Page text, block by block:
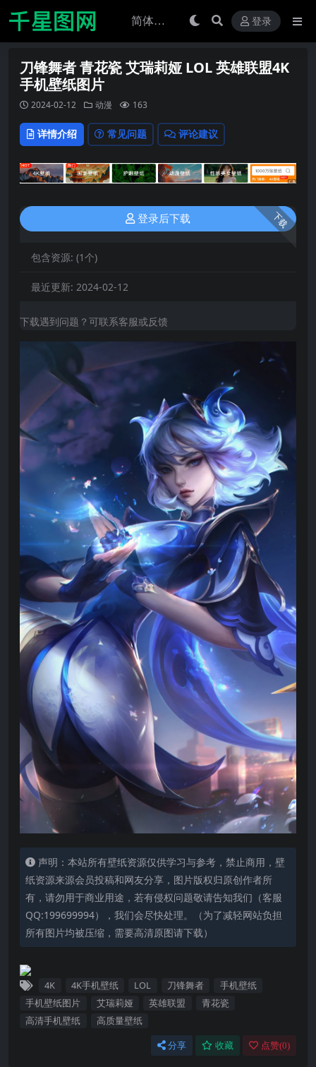
登录
刀锋舞者 青花瓷 艾瑞莉娅 LOL 英雄联盟4K
手机壁纸图片
2024-02-12 动漫 163
详情介绍 常见问题 评论建议
下载
登录后下载
包含资源: (1个)
最近更新: 2024-02-12
下载遇到问题？可联系客服或反馈
声明：本站所有壁纸资源仅供学习与参考，禁止商用，壁
纸资源来源会员投稿和网友分享，图片版权归原创作者所
有，请勿用于商业用途，若有侵权问题敬请告知我们（客服
QQ:199699994），我们会尽快处理。（为了减轻网站负担
所有图片均被压缩，需要高清原图请下载）
4K 4K手机壁纸 LOL 刀锋舞者
手机壁纸
手机壁纸图片
艾瑞莉娅 英雄联盟
青花瓷
高清手机壁纸
高质量壁纸
分享 收藏 点赞(0)